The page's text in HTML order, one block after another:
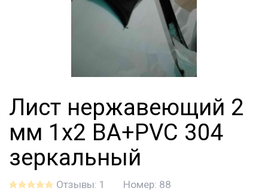
Лист нержавеющий 2
мм 1х2 BA+PVC 304
зеркальный
Отзывы: 1 Номер: 88